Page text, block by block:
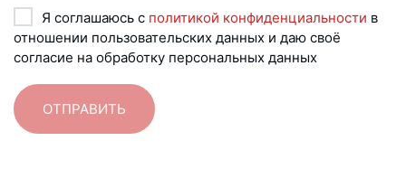
Я соглашаюсь с политикой конфиденциальности в
отношении пользовательских данных и даю своё
согласие на обработку персональных данных